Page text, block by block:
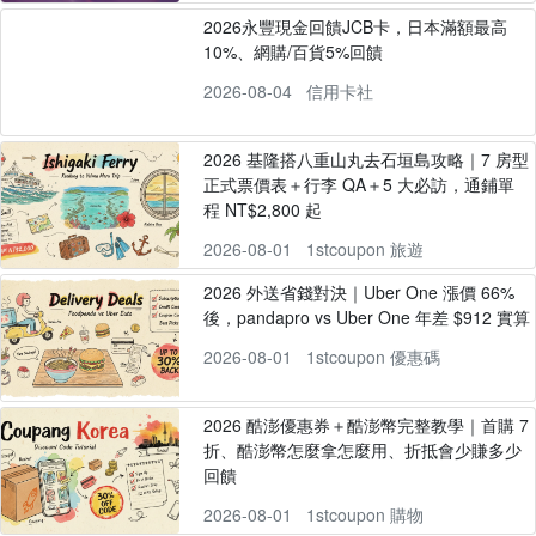
2026永豐現金回饋JCB卡，日本滿額最高
10%、網購/百貨5%回饋
2026-08-04
信用卡社
2026 基隆搭八重山丸去石垣島攻略｜7 房型
正式票價表＋行李 QA＋5 大必訪，通鋪單
程 NT$2,800 起
2026-08-01
1stcoupon 旅遊
2026 外送省錢對決｜Uber One 漲價 66%
後，pandapro vs Uber One 年差 $912 實算
2026-08-01
1stcoupon 優惠碼
2026 酷澎優惠券＋酷澎幣完整教學｜首購 7
折、酷澎幣怎麼拿怎麼用、折抵會少賺多少
回饋
2026-08-01
1stcoupon 購物